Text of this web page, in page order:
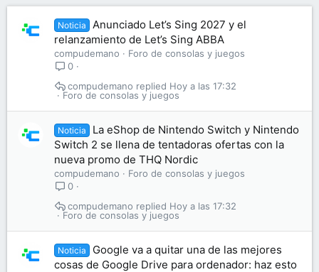
Noticia
Anunciado Let’s Sing 2027 y el
relanzamiento de Let’s Sing ABBA
compudemano
Foro de consolas y juegos
0
Foro de consolas y juegos
Hoy a las 17:32
compudemano
Noticia
La eShop de Nintendo Switch y Nintendo
Switch 2 se llena de tentadoras ofertas con la
nueva promo de THQ Nordic
compudemano
Foro de consolas y juegos
0
Foro de consolas y juegos
Hoy a las 17:32
compudemano
Noticia
Google va a quitar una de las mejores
cosas de Google Drive para ordenador: haz esto